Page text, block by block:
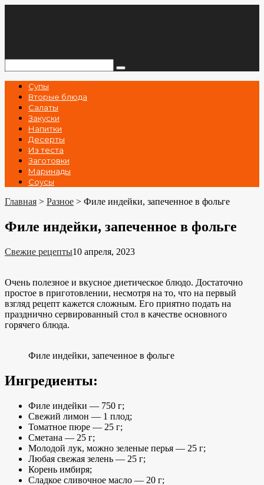
Супы
Вторые блюда
Салаты
Закуски
Напитки
Десерты
Из теста
Заготовки
Маринады
Соусы
Главная > Разное > Филе индейки, запеченное в фольге
Филе индейки, запеченное в фольге
Свежие рецепты10 апреля, 2023
Очень полезное и вкусное диетическое блюдо. Достаточно
простое в приготовлении, несмотря на то, что на первый
взгляд рецепт кажется сложным. Его приятно подать на
празднично сервированный стол в качестве основного
горячего блюда.
Филе индейки, запеченное в фольге
Ингредиенты:
Филе индейки — 750 г;
Свежий лимон — 1 плод;
Томатное пюре — 25 г;
Сметана — 25 г;
Молодой лук, можно зеленые перья — 25 г;
Любая свежая зелень — 25 г;
Корень имбиря;
Сладкое сливочное масло — 20 г;